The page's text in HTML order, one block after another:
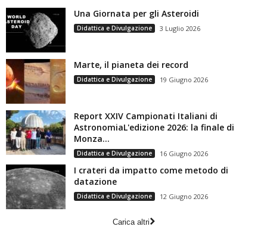
Una Giornata per gli Asteroidi
Didattica e Divulgazione 3 Luglio 2026
Marte, il pianeta dei record
Didattica e Divulgazione 19 Giugno 2026
Report XXIV Campionati Italiani di
AstronomiaL'edizione 2026: la finale di
Monza...
Didattica e Divulgazione 16 Giugno 2026
I crateri da impatto come metodo di
datazione
Didattica e Divulgazione 12 Giugno 2026
Carica altri